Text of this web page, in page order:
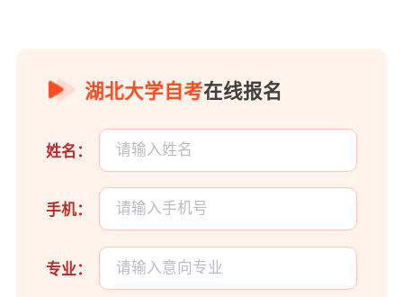
湖北大学自考在线报名
姓名：
手机：
专业：